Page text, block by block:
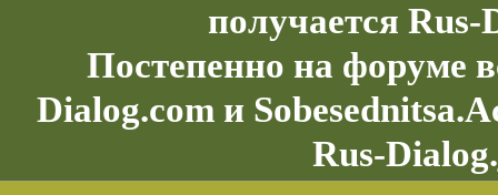
получается Rus-
Постепенно на форуме
Dialog.com и
Rus-Dialog.